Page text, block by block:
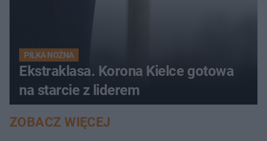
PIŁKA NOŻNA
Ekstraklasa. Korona Kielce gotowa
na starcie z liderem
ZOBACZ WIĘCEJ